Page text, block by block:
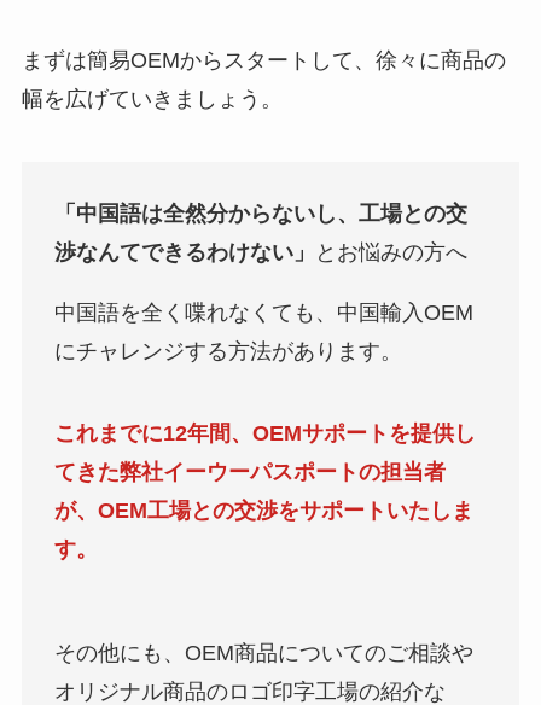
まずは簡易OEMからスタートして、徐々に商品の
幅を広げていきましょう。
「中国語は全然分からないし、工場との交
渉なんてできるわけない」
とお悩みの方へ
中国語を全く喋れなくても、中国輸入OEM
にチャレンジする方法があります。
これまでに12年間、OEMサポートを提供し
てきた弊社イーウーパスポートの担当者
が、OEM工場との交渉をサポートいたしま
す。
その他にも、OEM商品についてのご相談や
オリジナル商品のロゴ印字工場の紹介な